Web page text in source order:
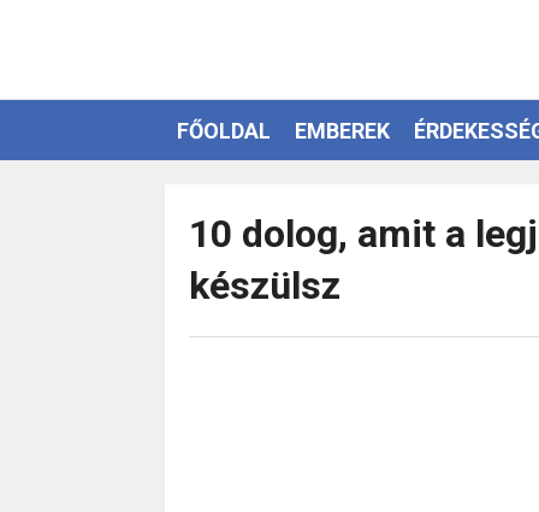
FŐOLDAL EMBEREK
10 dolog, amit a
készülsz